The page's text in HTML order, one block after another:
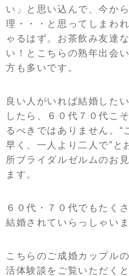
い」と思い込んで、今か
理・・・と思ってしまわ
ゃるはず。お茶飲み友達
い！とこちらの熟年出会
方も多いです。
良い人がいれば結婚した
したら、６０代７０代こ
るべきではありません。“
早く、一人より二人で”と
所ブライダルゼルムのお
ます。
６０代・７０代でもたく
結婚されていらっしゃいま
こちらのご成婚カップル
活体験談をご覧いただく